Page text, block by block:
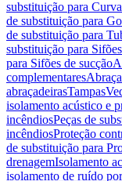
substituição para
de substituição para
de substituição para
substituição para
para Sifões de sucção
complementares
abraçadeirasTampas
isolamento acústico e
incêndiosPeças de
incêndiosProteção
de substituição para
drenagemIsolamento
isolamento de ruído